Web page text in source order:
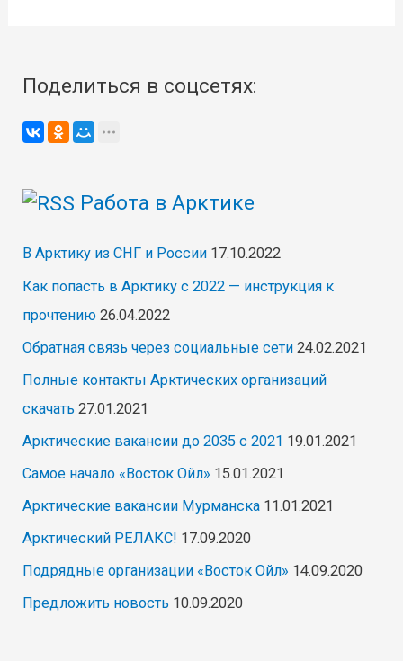
Поделиться в соцсетях:
Работа в Арктике
В Арктику из СНГ и России 17.10.2022
Как попасть в Арктику с 2022 — инструкция к
прочтению 26.04.2022
Обратная связь через социальные сети 24.02.2021
Полные контакты Арктических организаций
скачать 27.01.2021
Арктические вакансии до 2035 с 2021 19.01.2021
Самое начало «Восток Ойл» 15.01.2021
Арктические вакансии Мурманска 11.01.2021
Арктический РЕЛАКС! 17.09.2020
Подрядные организации «Восток Ойл» 14.09.2020
Предложить новость 10.09.2020